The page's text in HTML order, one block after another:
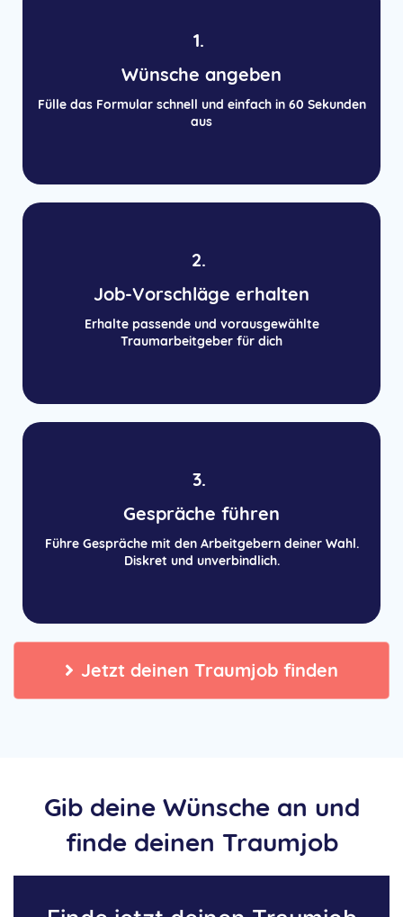
1.
Wünsche angeben
Fülle das Formular schnell und einfach in 60 Sekunden
aus
2.
Job-Vorschläge erhalten
Erhalte passende und vorausgewählte
Traumarbeitgeber für dich
3.
Gespräche führen
Führe Gespräche mit den Arbeitgebern deiner Wahl.
Diskret und unverbindlich.
Jetzt deinen Traumjob finden
Gib deine Wünsche an und
finde deinen Traumjob